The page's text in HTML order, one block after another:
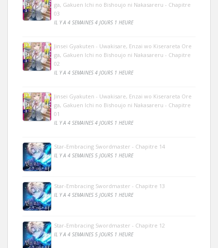
ga, Gakuen Ichi no Bishoujo ni Nakasareru - Chapitre
03
IL Y A 4 SEMAINES 4 JOURS 1 HEURE
Jinsei Gyakuten - Uwakisare, Enzai wo Kiserareta Ore
ga, Gakuen Ichi no Bishoujo ni Nakasareru - Chapitre
02
IL Y A 4 SEMAINES 4 JOURS 1 HEURE
Jinsei Gyakuten - Uwakisare, Enzai wo Kiserareta Ore
ga, Gakuen Ichi no Bishoujo ni Nakasareru - Chapitre
01
IL Y A 4 SEMAINES 4 JOURS 1 HEURE
Star-Embracing Swordmaster - Chapitre 14
IL Y A 4 SEMAINES 5 JOURS 1 HEURE
Star-Embracing Swordmaster - Chapitre 13
IL Y A 4 SEMAINES 5 JOURS 1 HEURE
Star-Embracing Swordmaster - Chapitre 12
IL Y A 4 SEMAINES 5 JOURS 1 HEURE